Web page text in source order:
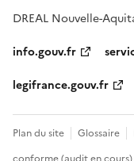
DREAL Nouvelle-
info.gouv.fr
legifrance.gouv.fr
Plan du site Glossaire